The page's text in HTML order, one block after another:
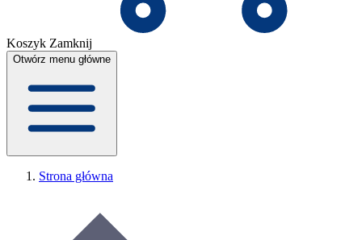
Koszyk Zamknij
Otwórz menu główne
Strona główna